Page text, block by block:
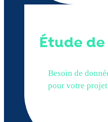
Étude
Besoin de
pour votre projet